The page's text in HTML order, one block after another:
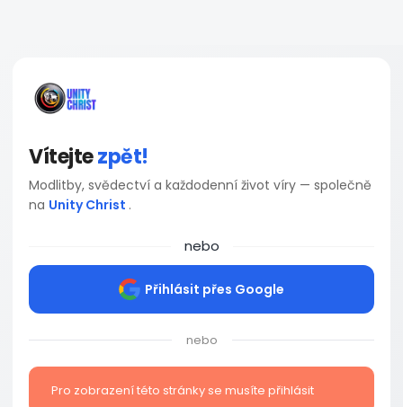
Vítejtezpět!
Modlitby, svědectví a každodenní život víry — společně
na Unity Christ .
nebo
Přihlásit přes Google
nebo
Pro zobrazení této stránky se musíte přihlásit